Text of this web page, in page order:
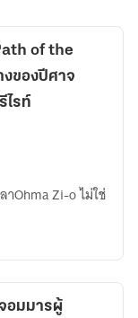
of the
ของปีศาจ
ไรท์
าOhma Zi-o ไม่ใช่
อมมารผู้